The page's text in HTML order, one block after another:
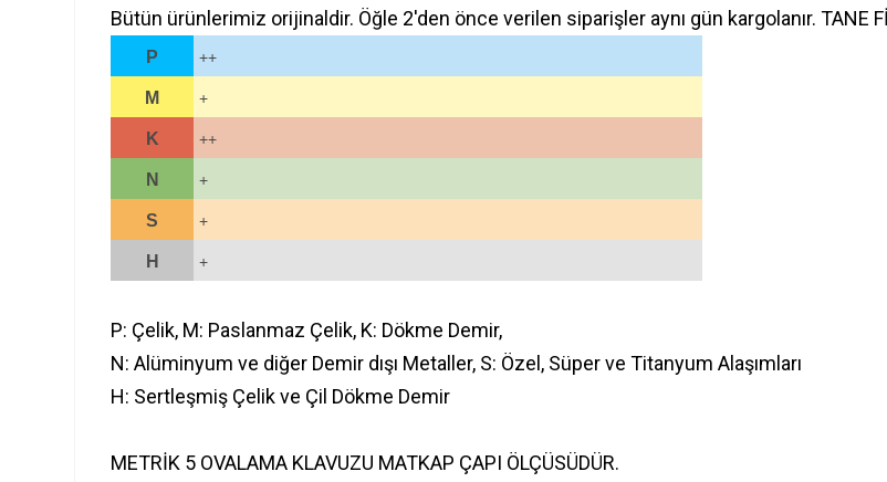
Bütün ürünlerimiz orijinaldir. Öğle 2'den önce verilen siparişler aynı gün kargolanır. TANE
P ++
M +
K ++
N +
S +
H +
P: Çelik, M: Paslanmaz Çelik, K: Dökme Demir,
N: Alüminyum ve diğer Demir dışı Metaller, S: Özel, Süper ve Titanyum Alaşımları
H: Sertleşmiş Çelik ve Çil Dökme Demir
METRİK 5 OVALAMA KLAVUZU MATKAP ÇAPI ÖLÇÜSÜDÜR.